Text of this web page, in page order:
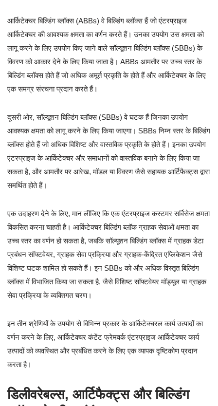
आर्किटेक्चर बिल्डिंग ब्लॉक्स (ABBs) वे बिल्डिंग ब्लॉक्स हैं जो एंटरप्राइज
आर्किटेक्चर की आवश्यक क्षमता का वर्णन करते हैं। उनका उपयोग उस क्षमता को
लागू करने के लिए उपयोग किए जाने वाले सॉल्यूशन बिल्डिंग ब्लॉक्स (SBBs) के
विवरण को आकार देने के लिए किया जाता है। ABBs आमतौर पर उच्च स्तर के
बिल्डिंग ब्लॉक्स होते हैं जो अधिक अमूर्त प्रकृति के होते हैं और आर्किटेक्चर के लिए
एक समग्र संरचना प्रदान करते हैं।
दूसरी ओर, सॉल्यूशन बिल्डिंग ब्लॉक्स (SBBs) वे घटक हैं जिनका उपयोग
आवश्यक क्षमता को लागू करने के लिए किया जाएगा। SBBs निम्न स्तर के बिल्डिंग
ब्लॉक्स होते हैं जो अधिक विशिष्ट और वास्तविक प्रकृति के होते हैं। इनका उपयोग
एंटरप्राइज के आर्किटेक्चर और समाधानों को वास्तविक बनाने के लिए किया जा
सकता है, और आमतौर पर आरेख, मॉडल या विवरण जैसे सहायक आर्टिफैक्ट्स द्वारा
समर्थित होते हैं।
एक उदाहरण देने के लिए, मान लीजिए कि एक एंटरप्राइज कस्टमर सर्विसेज क्षमता
विकसित करना चाहती है। आर्किटेक्चर बिल्डिंग ब्लॉक ग्राहक सेवाओं क्षमता का
उच्च स्तर का वर्णन हो सकता है, जबकि सॉल्यूशन बिल्डिंग ब्लॉक्स में ग्राहक डेटा
प्रबंधन सॉफ्टवेयर, ग्राहक सेवा प्रक्रिया और ग्राहक-केंद्रित एप्लिकेशन जैसे
विशिष्ट घटक शामिल हो सकते हैं। इन SBBs को और अधिक विस्तृत बिल्डिंग
ब्लॉक्स में विभाजित किया जा सकता है, जैसे विशिष्ट सॉफ्टवेयर मॉड्यूल या ग्राहक
सेवा प्रक्रिया के व्यक्तिगत चरण।
इन तीन श्रेणियों के उपयोग से विभिन्न प्रकार के आर्किटेक्चरल कार्य उत्पादों का
वर्णन करने के लिए, आर्किटेक्चर कंटेंट फ्रेमवर्क एंटरप्राइज आर्किटेक्चर कार्य
उत्पादों को व्यवस्थित और प्रबंधित करने के लिए एक व्यापक दृष्टिकोण प्रदान
करता है।
डिलीवरेबल्स, आर्टिफैक्ट्स और बिल्डिंग